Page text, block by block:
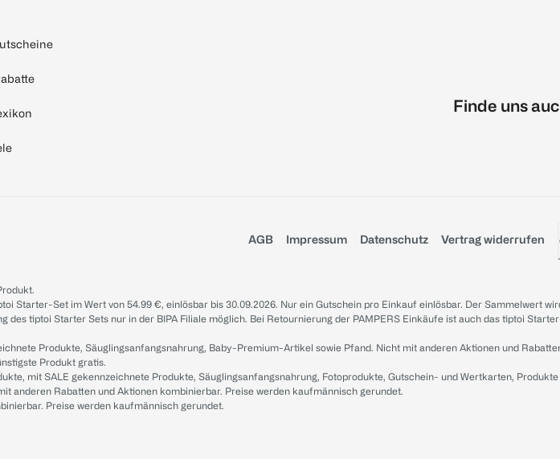
Finde uns
AGB Impressum Datenschutz Vertrag widerrufen
Starter-Set im Wert von 54.99 €, einlösbar bis 30.09.2026. Nur ein Gutschein pro Einkauf einlösbar. Der Sammelwert
tiptoi Starter Sets nur in der BIPA Filiale möglich. Bei Retournierung der PAMPERS Einkäufe ist auch das tiptoi
Produkte, Säuglingsanfangsnahrung, Baby-Premium-Artikel sowie Pfand. Nicht mit anderen Aktionen und
Produkt gratis.
mit SALE gekennzeichnete Produkte, Säuglingsanfangsnahrung, Fotoprodukte, Gutschein- und Wertkarten,
anderen Rabatten und Aktionen kombinierbar. Preise werden kaufmännisch gerundet.
Preise werden kaufmännisch gerundet.